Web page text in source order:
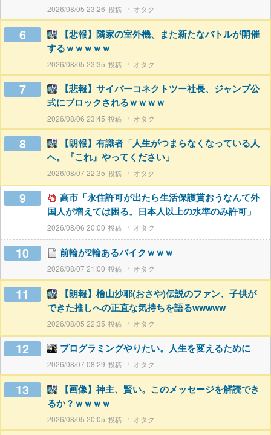
2026/08/05 23:26 オタク
6
【悲報】隣家の室外機、また新たなバトルが開催
するｗｗｗｗｗ
2026/08/05 23:35 オタク
7
【悲報】サイバーコネクトツー社長、ジャンプ公
式にブロックされるｗｗｗｗ
2026/08/06 23:45 オタク
8
【朗報】有識者「人生がつまらなくなっている人
へ。『これ』やってください」
2026/08/07 22:35 オタク
9
高市「永住許可が出たら生活保護貰おうなんて外
国人が増えては困る。日本人以上の水準のみ許可」
2026/08/06 20:00 オタク
10 前輪が2輪あるバイクｗｗｗ
2026/08/07 21:00 オタク
11
【朗報】檜山沙耶(おさや)伝説のファン、子供が
できた推しへの正直な気持ちを語るwwwww
2026/08/05 22:35 オタク
12 プログラミングやりたい。人生を変えるために
2026/08/07 08:29 オタク
13
【画像】神主、賢い。このメッセージを解読でき
るか？ｗｗｗｗ
2026/08/05 20:05 オタク